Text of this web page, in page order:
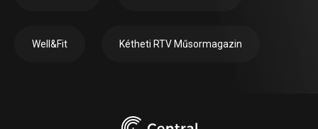
Well&Fit Kétheti RTV Műsormagazin